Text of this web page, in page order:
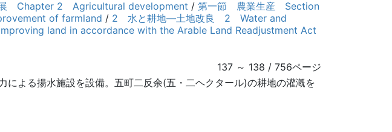
Chapter 2 Agricultural development / 第一節 農業生産 Section
of farmland / 2 水と耕地―土地改良 2 Water and
land in accordance with the Arable Land Readjustment Act
137 ～ 138 / 756ページ
よる揚水施設を設備。五町二反余(五・二ヘクタール)の耕地の灌漑を